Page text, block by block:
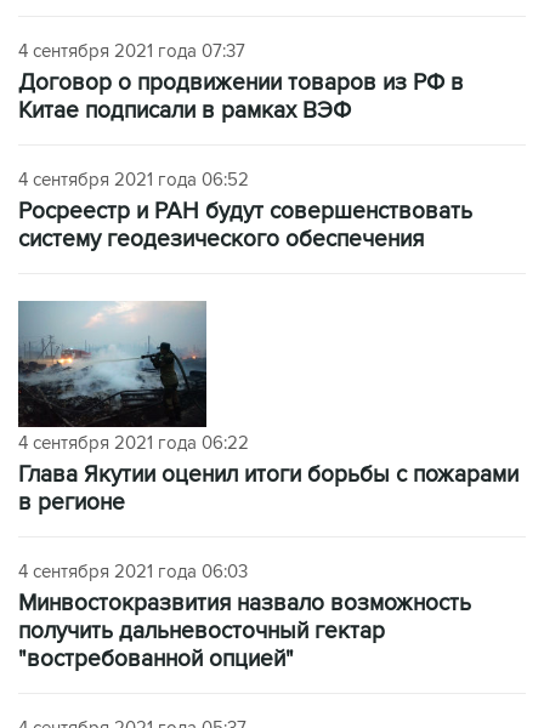
4 сентября 2021 года 07:37
Договор о продвижении товаров из РФ в
Китае подписали в рамках ВЭФ
4 сентября 2021 года 06:52
Росреестр и РАН будут совершенствовать
систему геодезического обеспечения
4 сентября 2021 года 06:22
Глава Якутии оценил итоги борьбы с пожарами
в регионе
4 сентября 2021 года 06:03
Минвостокразвития назвало возможность
получить дальневосточный гектар
"востребованной опцией"